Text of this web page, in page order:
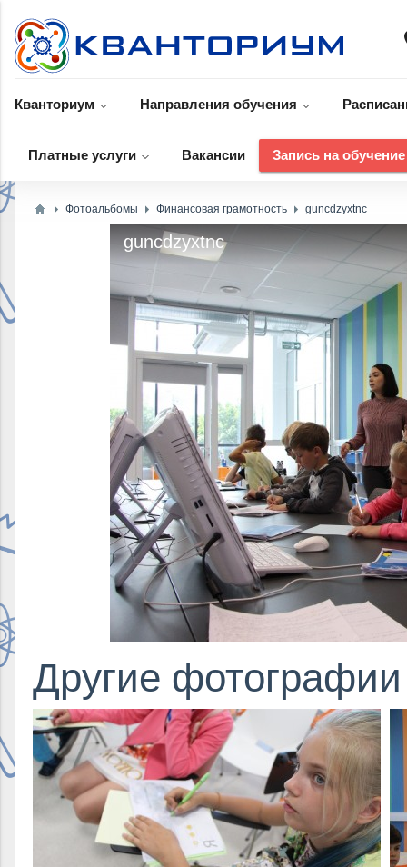
Кванториум Направления обучения
Платные услуги Вакансии Запись на обучение
Фотоальбомы Финансовая грамотность guncdzyxtnc
guncdzyxtnc
Другие